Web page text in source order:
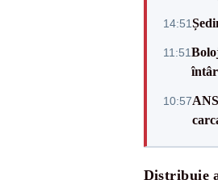
14:51
11:51
10:57
Distribuie